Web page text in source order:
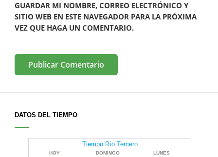
GUARDAR MI NOMBRE, CORREO ELECTRÓNICO Y
SITIO WEB EN ESTE NAVEGADOR PARA LA PRÓXIMA
VEZ QUE HAGA UN COMENTARIO.
DATOS DEL TIEMPO